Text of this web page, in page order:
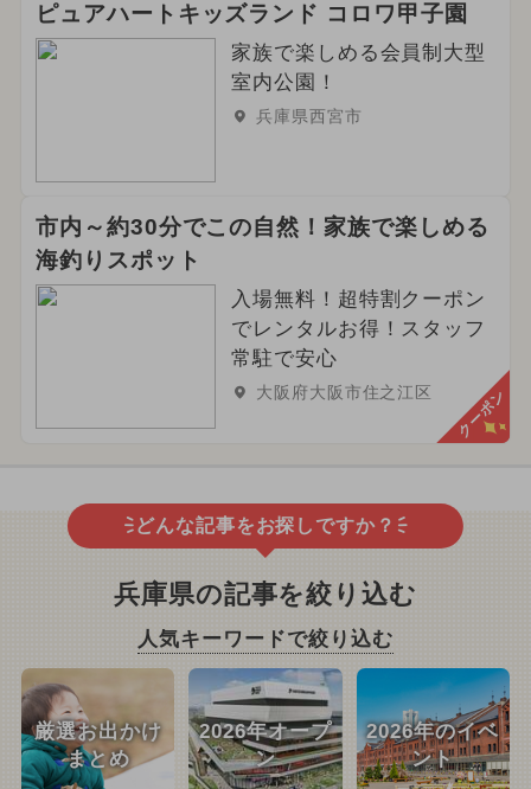
ピュアハートキッズランド コロワ甲子園
家族で楽しめる会員制大型
室内公園！
兵庫県西宮市
市内～約30分でこの自然！家族で楽しめる
海釣りスポット
入場無料！超特割クーポン
でレンタルお得！スタッフ
常駐で安心
大阪府大阪市住之江区 クーポン
どんな記事をお探しですか？
兵庫県の記事を絞り込む
人気キーワードで絞り込む
厳選お出かけ
まとめ
2026年オープ
ン
2026年のイベ
ント